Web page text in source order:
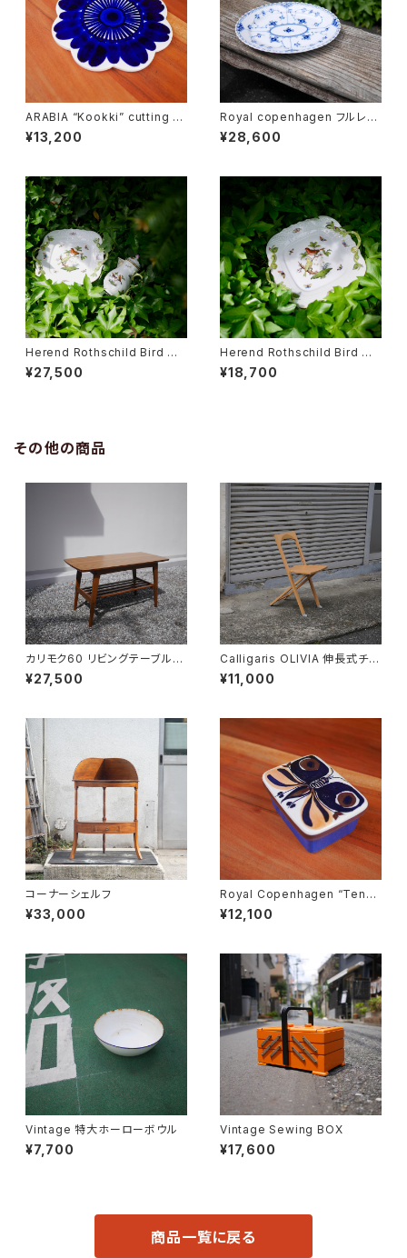
ARABIA “Kookki” cutting b
oard
¥13,200
Royal copenhagen フルレー
ス オーバルディッシュ
¥28,600
Herend Rothschild Bird ミ
ニティーポット
¥27,500
Herend Rothschild Bird ハ
ンドル付ケーキプレート
¥18,700
その他の商品
カリモク60 リビングテーブル
小
¥27,500
Calligaris OLIVIA 伸長式チェ
ア
¥11,000
コーナーシェルフ
¥33,000
Royal Copenhagen “Tener
a” Butter Case
¥12,100
Vintage 特大ホーローボウル
¥7,700
Vintage Sewing BOX
¥17,600
商品一覧に戻る